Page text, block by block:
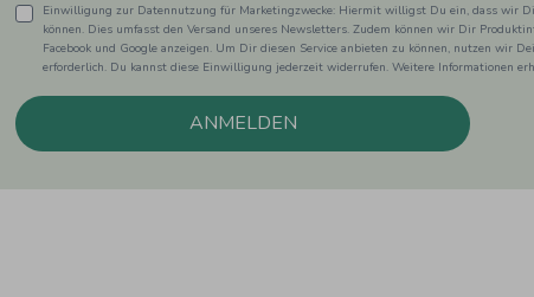
Einwilligung zur Datennutzung für Marketingzwecke: Hiermit willigst Du ein, dass wir
können. Dies umfasst den Versand unseres Newsletters. Zudem können wir Dir
Facebook und Google anzeigen. Um Dir diesen Service anbieten zu können, nutzen wir
erforderlich. Du kannst diese Einwilligung jederzeit widerrufen. Weitere Informationen
ANMELDEN